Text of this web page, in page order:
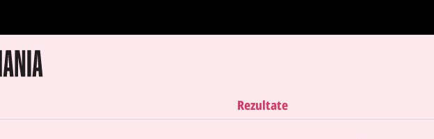
Rezultate